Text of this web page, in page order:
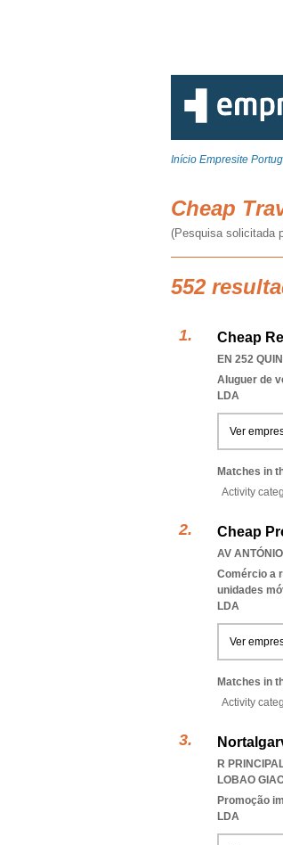
Início Empresite
Cheap
(Pesquisa solicitada
552
Cheap
EN 252
Aluguer de
LDA
Ver
Matches in
Activity
Cheap
AV
Comércio a
unidades
LDA
Ver
Matches in
Activity
R
LOBAO
Promoção
LDA